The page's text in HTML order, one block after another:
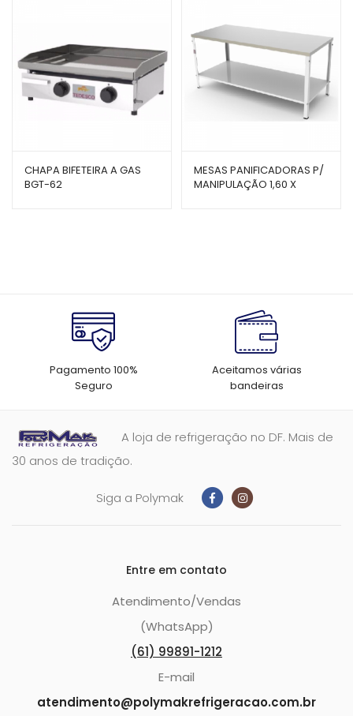
CHAPA BIFETEIRA A GAS
BGT-62
MESAS PANIFICADORAS P/
MANIPULAÇÃO 1,60 X
Pagamento 100%
Seguro
Aceitamos várias
bandeiras
A loja de refrigeração no DF. Mais de
30 anos de tradição.
Siga a Polymak
Entre em contato
Atendimento/Vendas
(WhatsApp)
(61) 99891-1212
E-mail
atendimento@polymakrefrigeracao.com.br